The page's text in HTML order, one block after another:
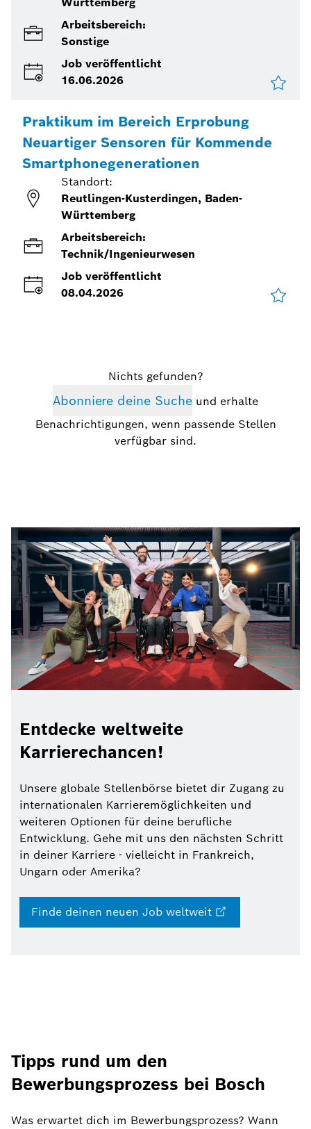
Arbeitsbereich:
Sonstige
Job veröffentlicht
16.06.2026
Praktikum im Bereich Erprobung
Neuartiger Sensoren für Kommende
Smartphonegenerationen
Standort:
Reutlingen-Kusterdingen, Baden-
Württemberg
Arbeitsbereich:
Technik/Ingenieurwesen
Job veröffentlicht
08.04.2026
Nichts gefunden?
Abonniere deine Suche und erhalte
Benachrichtigungen, wenn passende Stellen
verfügbar sind.
Entdecke weltweite
Karrierechancen!
Unsere globale Stellenbörse bietet dir Zugang zu
internationalen Karrieremöglichkeiten und
weiteren Optionen für deine berufliche
Entwicklung. Gehe mit uns den nächsten Schritt
in deiner Karriere - vielleicht in Frankreich,
Ungarn oder Amerika?
Finde deinen neuen Job weltweit
Tipps rund um den
Bewerbungsprozess bei Bosch
Was erwartet dich im Bewerbungsprozess? Wann